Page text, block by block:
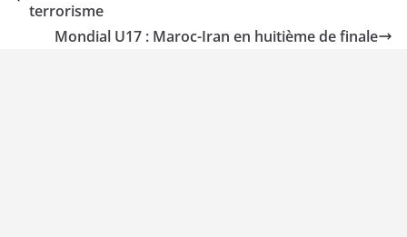
terrorisme
Mondial U17 : Maroc-Iran en huitième de finale